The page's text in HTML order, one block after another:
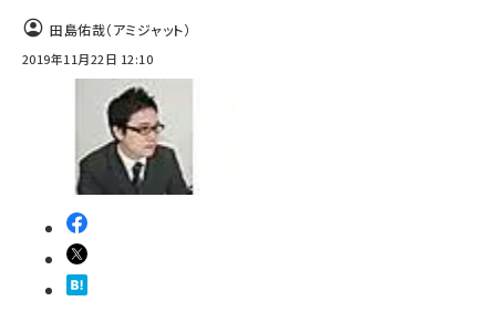
田島佑哉（アミジャット）
2019年11月22日 12:10